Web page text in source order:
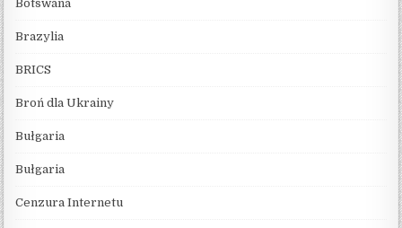
Botswana
Brazylia
BRICS
Broń dla Ukrainy
Bułgaria
Bułgaria
Cenzura Internetu